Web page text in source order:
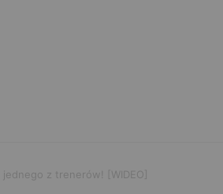
z trenerów! [WIDEO]